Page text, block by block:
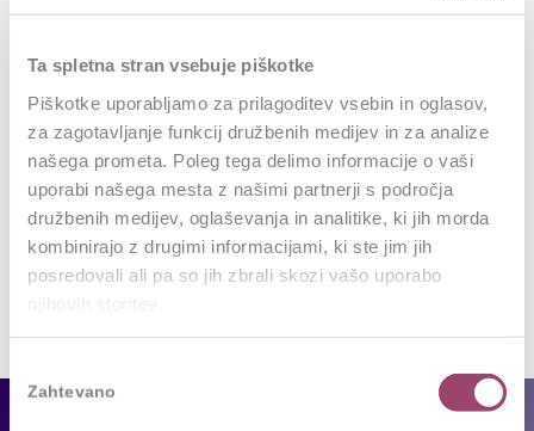
Ta spletna stran vsebuje piškotke
Piškotke uporabljamo za prilagoditev vsebin in oglasov,
za zagotavljanje funkcij družbenih medijev in za analize
našega prometa. Poleg tega delimo informacije o vaši
uporabi našega mesta z našimi partnerji s področja
družbenih medijev, oglaševanja in analitike, ki jih morda
kombinirajo z drugimi informacijami, ki ste jim jih
posredovali ali pa so jih zbrali skozi vašo uporabo
soglasja
Zahtevano
Leave a Reply
Want to join the discussion?
Feel free to contribute!
Za objavo komentarja se morateprijaviti